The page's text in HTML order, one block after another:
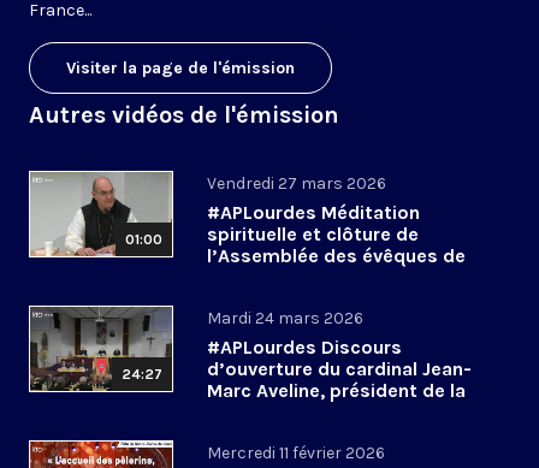
France...
Visiter la page de l'émission
Autres vidéos de l'émission
01:00
Vendredi 27 mars 2026
#APLourdes Méditation
spirituelle et clôture de
l’Assemblée des évêques de
24:27
Mardi 24 mars 2026
#APLourdes Discours
d’ouverture du cardinal Jean-
Marc Aveline, président de la
Mercredi 11 février 2026